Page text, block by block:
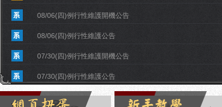
08/06(四)例行性維護開機公告
08/06(四)例行性維護公告
07/30(四)例行性維護開機公告
07/30(四)例行性維護公告
07/23(四)例行性維護開機公告